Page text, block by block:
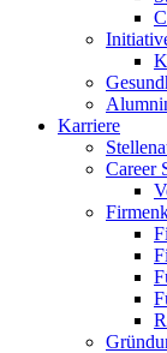
Karriere
Career